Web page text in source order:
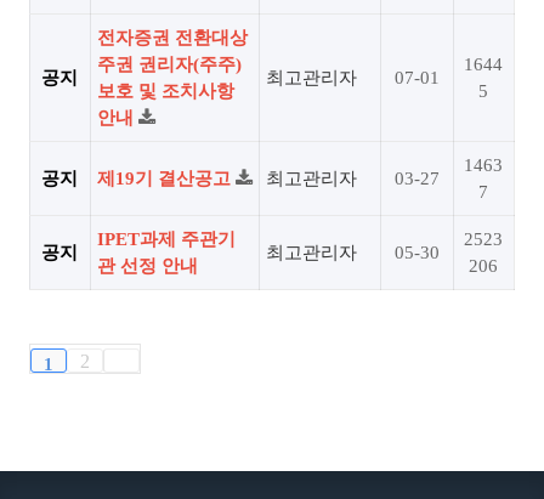
공지
전자증권 전환대상
주권 권리자(주주)
보호 및 조치사항
안내
최고관리자 07-01
1644
5
공지 제19기 결산공고 최고관리자 03-27
1463
7
공지
IPET과제 주관기
관 선정 안내
최고관리자 05-30
2523
206
1 2